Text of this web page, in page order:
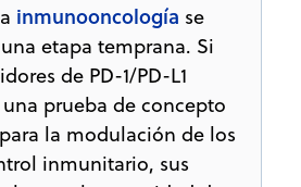
inmunooncología se
etapa temprana. Si
de PD-1/PD-L1
prueba de concepto
la modulación de los
inmunitario, sus